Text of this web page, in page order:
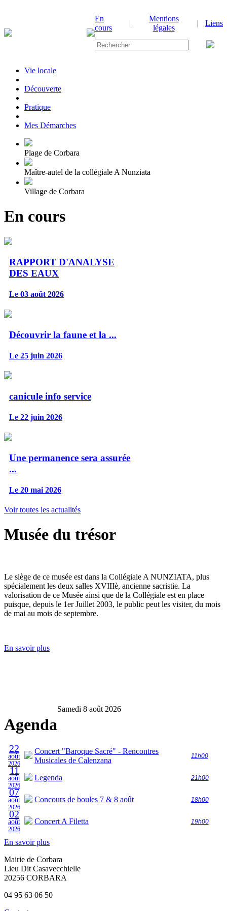
En
cours
|
Mentions
légales
| Liens
Vie locale
|Découverte
|Pratique
|Mes Démarches
Plage de Corbara
Maître-autel de la collégiale A Nunziata
Village de Corbara
En cours
RAPPORT D'ANALYSE
DES EAUX
Le 03 août 2026
Découvrir la faune et la ...
Le 25 juin 2026
canicule info service
Le 22 juin 2026
Une permanence sera assurée
...
Le 20 mai 2026
Voir toutes les actualités
Musée du trésor
Le siège de ce musée est dans la Collégiale A NUNZIATA, plus
spécialement les deux salles XVIIIè, ancienne sacristie. La
valorisation de ce Musée ainsi que de la Collégiale est en place
puisque, depuis le 1er Juillet 2003, le public peut les visiter, du mois
de mai au mois de septembre.
En savoir plus
Agenda
Samedi 8 août 2026
22
août
2026
Concert "Baroque Sacré" - Rencontres
Musicales de Calenzana
11h00
11
août
2026
Legenda 21h00
07
août
2026
Concours de boules 7 & 8 août 18h00
02
août
2026
Concert A Filetta 19h00
En savoir plus
Mairie de Corbara
Lieu Dit Casavecchielle
20256 CORBARA
04 95 63 06 50